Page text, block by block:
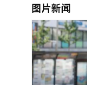
图片新闻